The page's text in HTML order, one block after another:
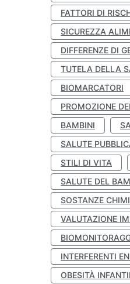
FATTORI DI
SICUREZZA
DIFFERENZE DI
TUTELA DELLA
BIOMARCATORI
PROMOZIONE
BAMBINI
SALUTE
STILI DI VITA
SALUTE DEL
SOSTANZE
VALUTAZIONE
INTERFERENTI
OBESITÀ